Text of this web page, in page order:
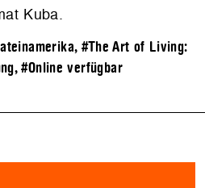
Kuba.
, #The Art of Living:
,#Online verfügbar